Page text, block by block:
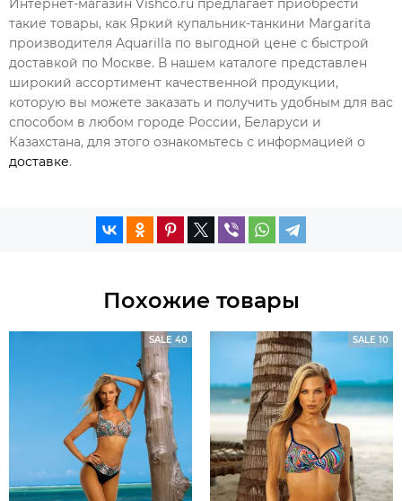
Интернет-магазин Vishco.ru предлагает приобрести
такие товары, как Яркий купальник-танкини Margarita
производителя Aquarilla по выгодной цене с быстрой
доставкой по Москве. В нашем каталоге представлен
широкий ассортимент качественной продукции,
которую вы можете заказать и получить удобным для вас
способом в любом городе России, Беларуси и
Казахстана, для этого ознакомьтесь с информацией о
доставке.
Похожие товары
SALE 40 SALE 10